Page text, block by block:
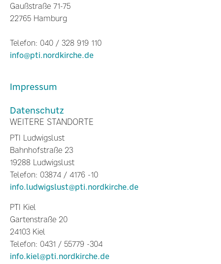
Gaußstraße 71-75
22765 Hamburg
Telefon: 040 / 328 919 110
info@pti.nordkirche.de
Impressum
Datenschutz
WEITERE STANDORTE
PTI Ludwigslust
Bahnhofstraße 23
19288 Ludwigslust
Telefon: 03874 / 4176 -10
info.ludwigslust@pti.nordkirche.de
PTI Kiel
Gartenstraße 20
24103 Kiel
Telefon: 0431 / 55779 -304
info.kiel@pti.nordkirche.de